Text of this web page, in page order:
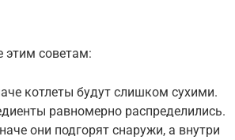
этим советам:
котлеты будут слишком сухими.
равномерно распределились.
они подгорят снаружи, а внутри